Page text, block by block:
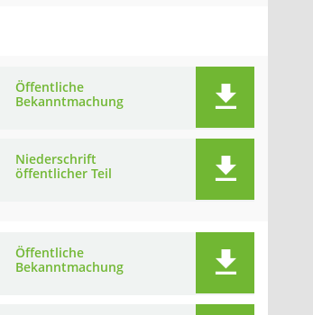
Öffentliche
Bekanntmachung
Niederschrift
öffentlicher Teil
Öffentliche
Bekanntmachung